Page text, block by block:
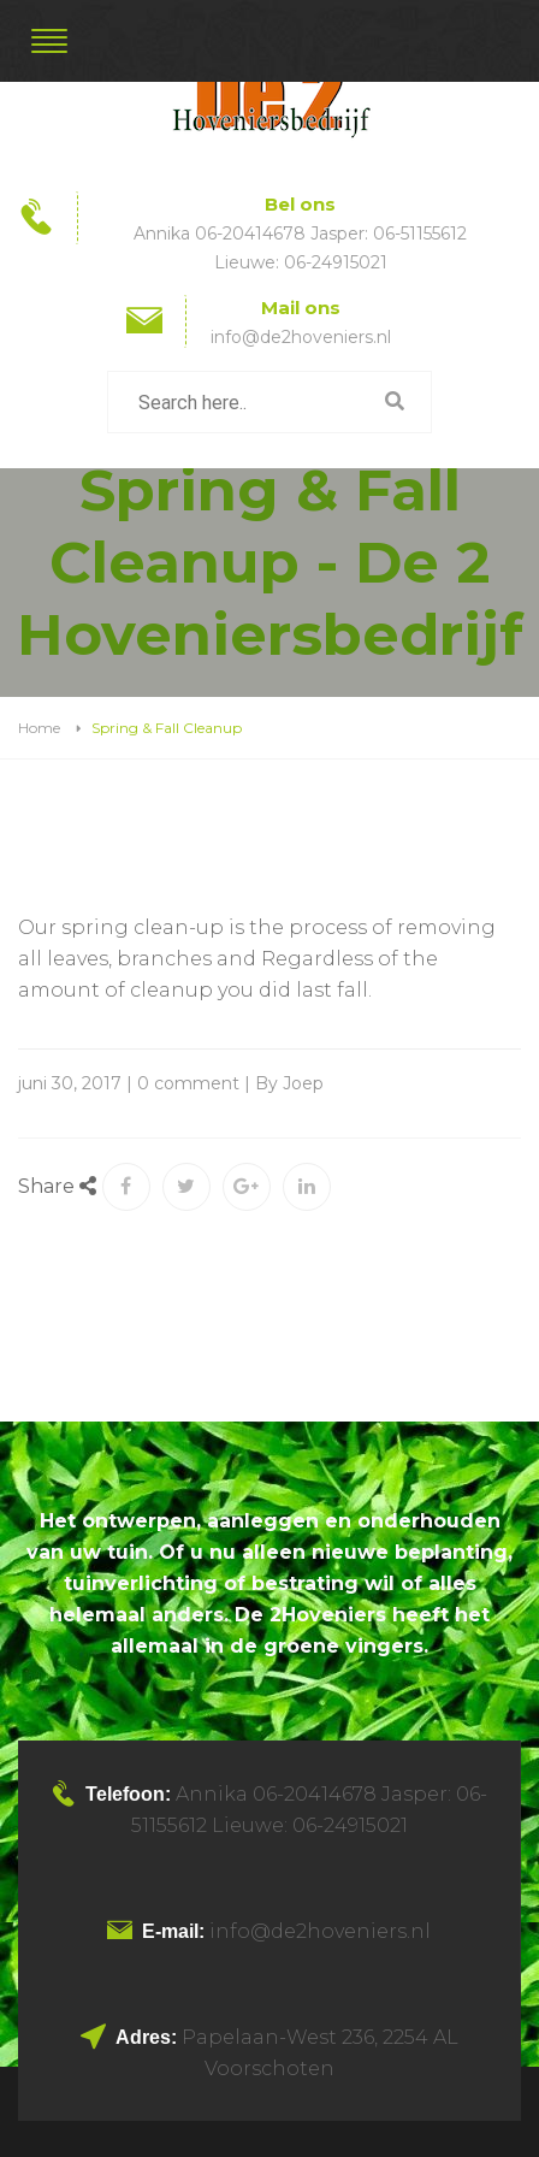
Bel ons
Annika 06-20414678 Jasper: 06-51155612
Lieuwe: 06-24915021
Mail ons
info@de2hoveniers.nl
Spring & Fall
Cleanup - De 2
Hoveniersbedrijf
Home Spring & Fall Cleanup
Our spring clean-up is the process of removing
all leaves, branches and Regardless of the
amount of cleanup you did last fall.
juni 30, 2017 | 0 comment | By Joep
Share
Het ontwerpen, aanleggen en onderhouden
van uw tuin. Of u nu alleen nieuwe beplanting,
tuinverlichting of bestrating wil of alles
helemaal anders. De 2Hoveniers heeft het
allemaal in de groene vingers.
Telefoon: Annika 06-20414678 Jasper: 06-
51155612 Lieuwe: 06-24915021
E-mail: info@de2hoveniers.nl
Adres: Papelaan-West 236, 2254 AL
Voorschoten